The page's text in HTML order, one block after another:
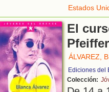
Estados
El
Pfeiffer
ÁLVAREZ,
Ediciones del
Colección: